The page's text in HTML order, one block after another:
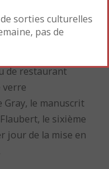
(vers 1370), un plan
lettre de
de restaurant
verre
le manuscrit
le sixième
jour de la mise en
sorties culturelles
pas de